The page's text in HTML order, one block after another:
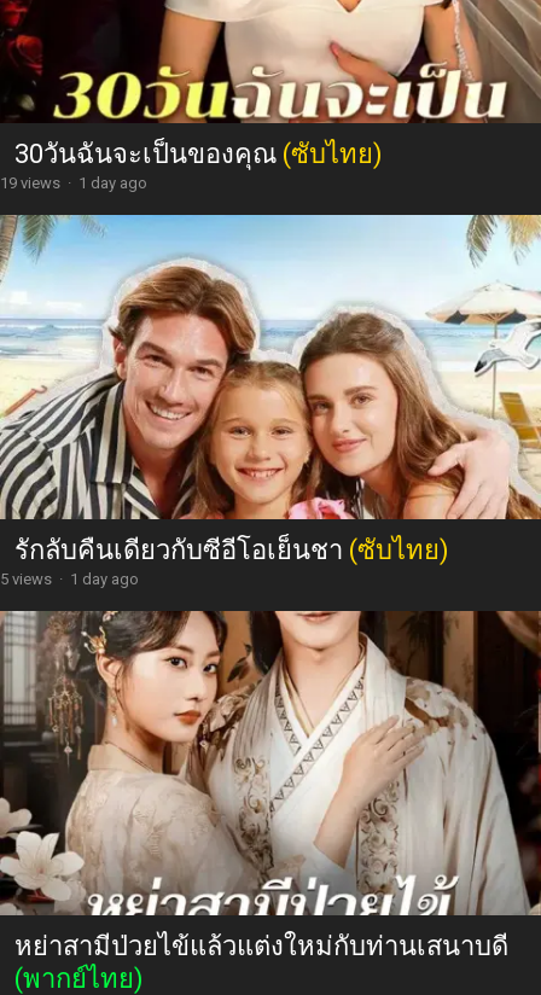
30วันฉันจะเป็นของคุณ (ซับไทย)
19 views · 1 day ago
รักลับคืนเดียวกับซีอีโอเย็นชา (ซับไทย)
5 views · 1 day ago
หย่าสามีป่วยไข้แล้วแต่งใหม่กับท่านเสนาบดี
(พากย์ไทย)